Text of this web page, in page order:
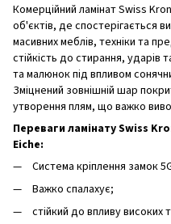
Комерційний ламінат Swiss
об'єктів, де спостерігається
масивних меблів, техніки та
стійкість до стирання,
та малюнок під впливом
Зміцнений зовнішній шар
утворення плям, що важко
Переваги ламінату Swiss
Eiche:
Система кріплення замок
Важко спалахує;
стійкий до впливу високих